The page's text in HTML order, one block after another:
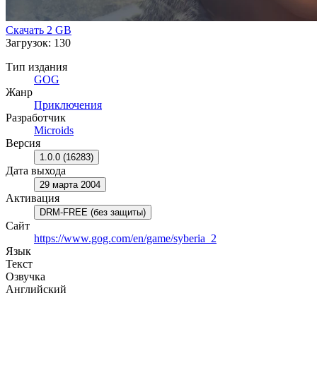
Скачать 2 GB
Загрузок: 130
Тип издания
GOG
Жанр
Приключения
Разработчик
Microids
Версия
1.0.0 (16283)
Дата выхода
29 марта 2004
Активация
DRM-FREE (без защиты)
Сайт
https://www.gog.com/en/game/syberia_2
Язык
Текст
Озвучка
Английский